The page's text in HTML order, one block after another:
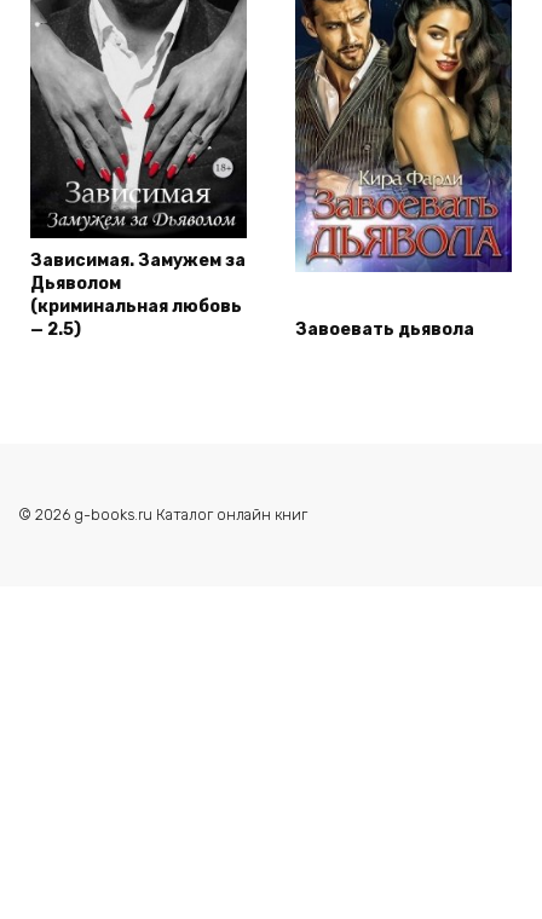
Зависимая. Замужем за
Дьяволом
(криминальная любовь
— 2.5)
Завоевать дьявола
© 2026 g-books.ru Каталог онлайн книг